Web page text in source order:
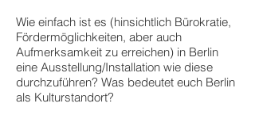
Wie einfach ist es (hinsichtlich Bürokratie,
Fördermöglichkeiten, aber auch
Aufmerksamkeit zu erreichen) in Berlin
eine Ausstellung/Installation wie diese
durchzuführen? Was bedeutet euch Berlin
als Kulturstandort?